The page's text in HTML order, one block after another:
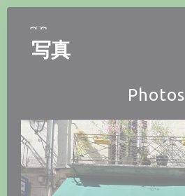
クッキー利用の管理について
写真
Photos